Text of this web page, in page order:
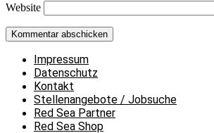
Website
Impressum
Datenschutz
Kontakt
Stellenangebote / Jobsuche
Red Sea Partner
Red Sea Shop